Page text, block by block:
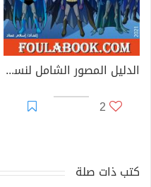
الدليل المصور الشامل لنسخ باتمان
2
كتب ذات صلة